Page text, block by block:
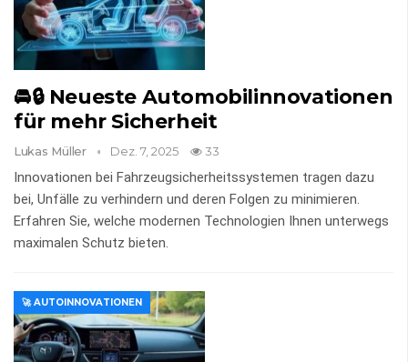
🚘🔒 Neueste Automobilinnovationen
für mehr Sicherheit
Lukas Müller Dez. 7, 2025 33
Innovationen bei Fahrzeugsicherheitssystemen tragen dazu
bei, Unfälle zu verhindern und deren Folgen zu minimieren.
Erfahren Sie, welche modernen Technologien Ihnen unterwegs
maximalen Schutz bieten.
🚀 AUTOINNOVATIONEN